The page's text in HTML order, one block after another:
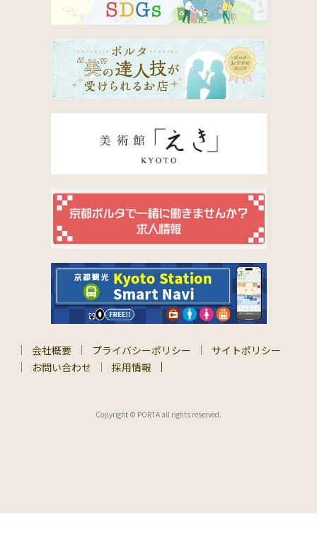
会社概要 プライバシーポリシー
サイトポリシー
お問い合わせ
採用情報
Copyright © PORTA all rights reserved.